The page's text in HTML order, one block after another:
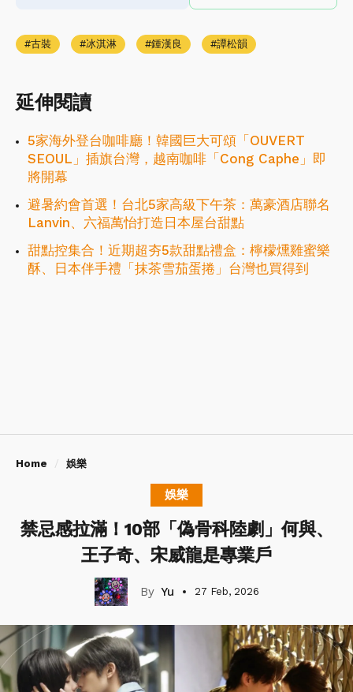
古裝 冰淇淋 鍾漢良 譚松韻
延伸閱讀
5家海外登台咖啡廳！韓國巨大可頌「OUVERT
SEOUL」插旗台灣，越南咖啡「Cong Caphe」即
將開幕
避暑約會首選！台北5家高級下午茶：萬豪酒店聯名
Lanvin、六福萬怡打造日本屋台甜點
甜點控集合！近期超夯5款甜點禮盒：檸檬燻雞蜜樂
酥、日本伴手禮「抹茶雪茄蛋捲」台灣也買得到
Home 娛樂
娛樂
禁忌感拉滿！10部「偽骨科陸劇」何與、
王子奇、宋威龍是專業戶
Yu 27 Feb, 2026